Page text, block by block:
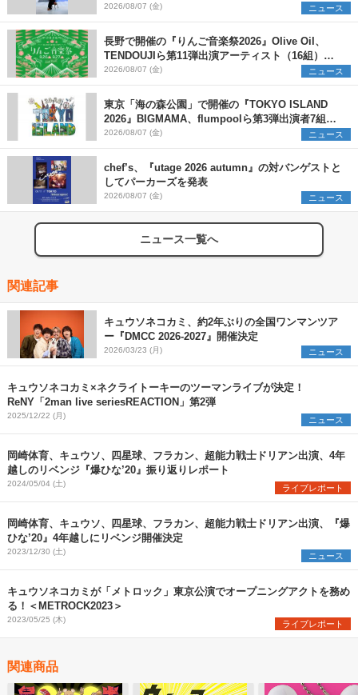
2026/08/07 (金) ニュース
長野で開催の『りんご音楽祭2026』Olive Oil、
TENDOUJIら第11弾出演アーティスト（16組）を
発表
2026/08/07 (金) ニュース
東京「海の森公園」で開催の『TOKYO ISLAND
2026』BIGMAMA、flumpoolら第3弾出演者7組を
発表 ワークショップ・アート出展者を募集
2026/08/07 (金) ニュース
chef’s、『utage 2026 autumn』の対バンゲストと
してパーカーズを発表
2026/08/07 (金) ニュース
ニュース一覧へ
関連記事
キュウソネコカミ、約2年ぶりの全国ワンマンツア
ー『DMCC 2026-2027』開催決定
2026/03/23 (月) ニュース
キュウソネコカミ×ネクライトーキーのツーマンライブが決定！
ReNY「2man live seriesREACTION」第2弾
2025/12/22 (月) ニュース
岡崎体育、キュウソ、四星球、フラカン、超能力戦士ドリアン出演、4年
越しのリベンジ『爆ひな’20』振り返りレポート
2024/05/04 (土) ライブレポート
岡崎体育、キュウソ、四星球、フラカン、超能力戦士ドリアン出演、『爆
ひな’20』4年越しにリベンジ開催決定
2023/12/30 (土) ニュース
キュウソネコカミが「メトロック」東京公演でオープニングアクトを務め
る！＜METROCK2023＞
2023/05/25 (木) ライブレポート
関連商品